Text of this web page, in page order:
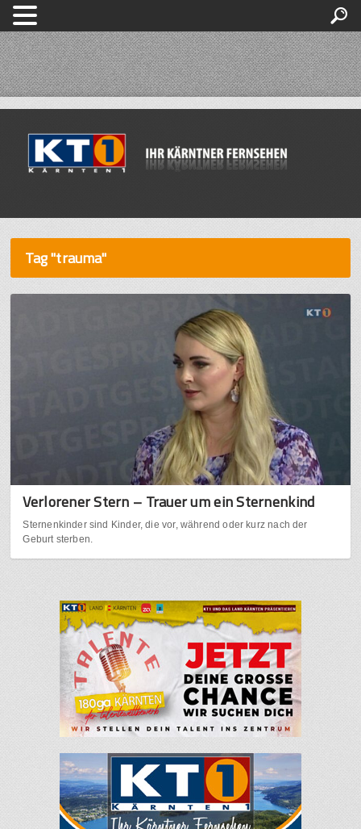
Tag "trauma"
Verlorener Stern – Trauer um ein Sternenkind
Sternenkinder sind Kinder, die vor, während oder kurz nach der
Geburt sterben.